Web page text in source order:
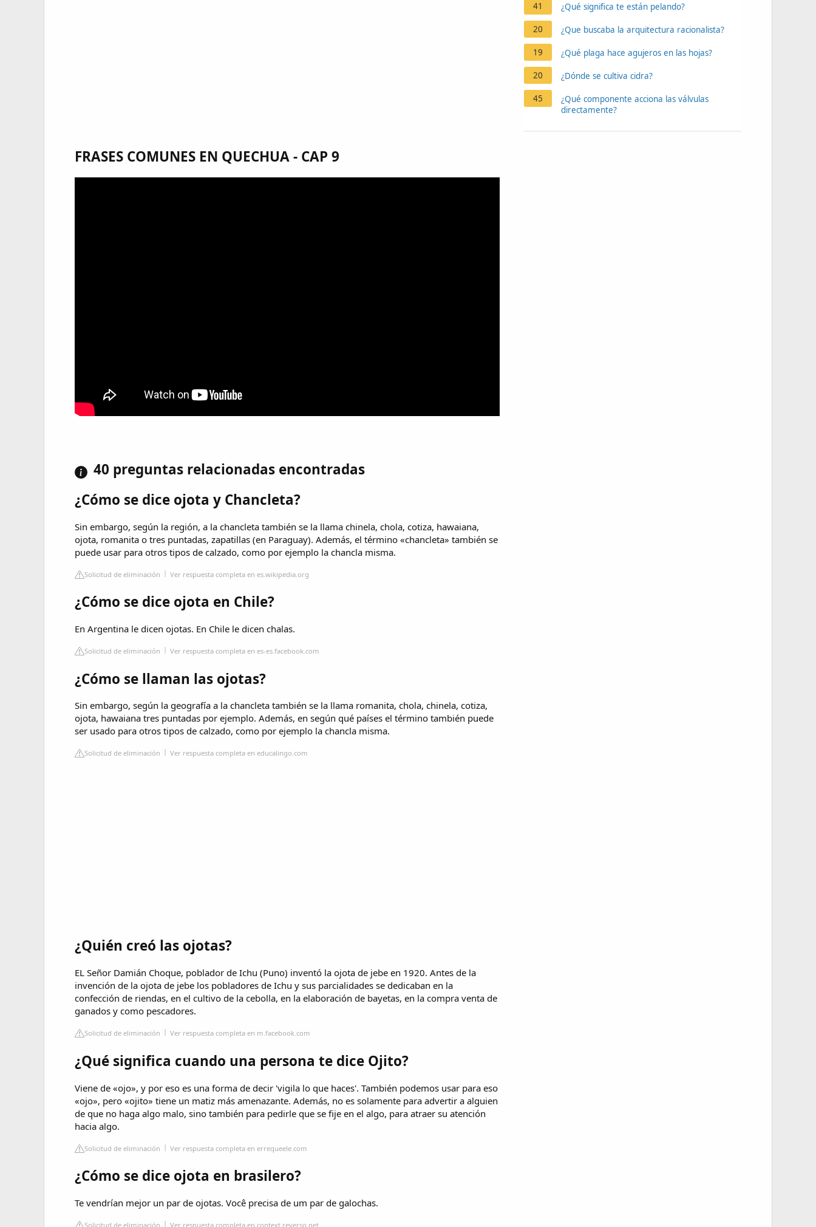
FRASES COMUNES EN QUECHUA - CAP 9
40 preguntas relacionadas encontradas
¿Cómo se dice ojota y Chancleta?
Sin embargo, según la región, a la chancleta también se la llama chinela, chola, cotiza, hawaiana,
ojota, romanita o tres puntadas, zapatillas (en Paraguay). Además, el término «chancleta» también se
puede usar para otros tipos de calzado, como por ejemplo la chancla misma.
Solicitud de eliminación Ver respuesta completa en es.wikipedia.org
¿Cómo se dice ojota en Chile?
En Argentina le dicen ojotas. En Chile le dicen chalas.
Solicitud de eliminación Ver respuesta completa en es-es.facebook.com
¿Cómo se llaman las ojotas?
Sin embargo, según la geografía a la chancleta también se la llama romanita, chola, chinela, cotiza,
ojota, hawaiana tres puntadas por ejemplo. Además, en según qué países el término también puede
ser usado para otros tipos de calzado, como por ejemplo la chancla misma.
Solicitud de eliminación Ver respuesta completa en educalingo.com
¿Quién creó las ojotas?
EL Señor Damián Choque, poblador de Ichu (Puno) inventó la ojota de jebe en 1920. Antes de la
invención de la ojota de jebe los pobladores de Ichu y sus parcialidades se dedicaban en la
confección de riendas, en el cultivo de la cebolla, en la elaboración de bayetas, en la compra venta de
ganados y como pescadores.
Solicitud de eliminación Ver respuesta completa en m.facebook.com
¿Qué significa cuando una persona te dice Ojito?
Viene de «ojo», y por eso es una forma de decir 'vigila lo que haces'. También podemos usar para eso
«ojo», pero «ojito» tiene un matiz más amenazante. Además, no es solamente para advertir a alguien
de que no haga algo malo, sino también para pedirle que se fije en el algo, para atraer su atención
hacia algo.
Solicitud de eliminación Ver respuesta completa en errequeele.com
¿Cómo se dice ojota en brasilero?
Te vendrían mejor un par de ojotas. Você precisa de um par de galochas.
Solicitud de eliminación Ver respuesta completa en context.reverso.net
41 ¿Qué significa te están pelando?
20 ¿Que buscaba la arquitectura racionalista?
19 ¿Qué plaga hace agujeros en las hojas?
20 ¿Dónde se cultiva cidra?
45
¿Qué componente acciona las válvulas
directamente?